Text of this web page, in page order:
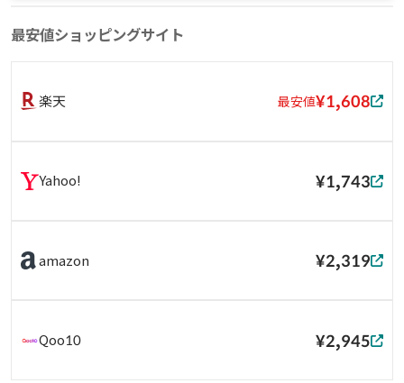
最安値ショッピングサイト
楽天 最安値¥1,608
Yahoo! ¥1,743
amazon ¥2,319
Qoo10 ¥2,945